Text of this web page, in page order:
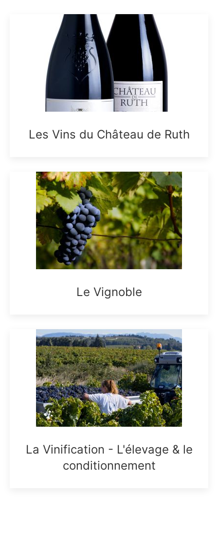
Les Vins du Château de Ruth
Le Vignoble
La Vinification - L'élevage & le
conditionnement